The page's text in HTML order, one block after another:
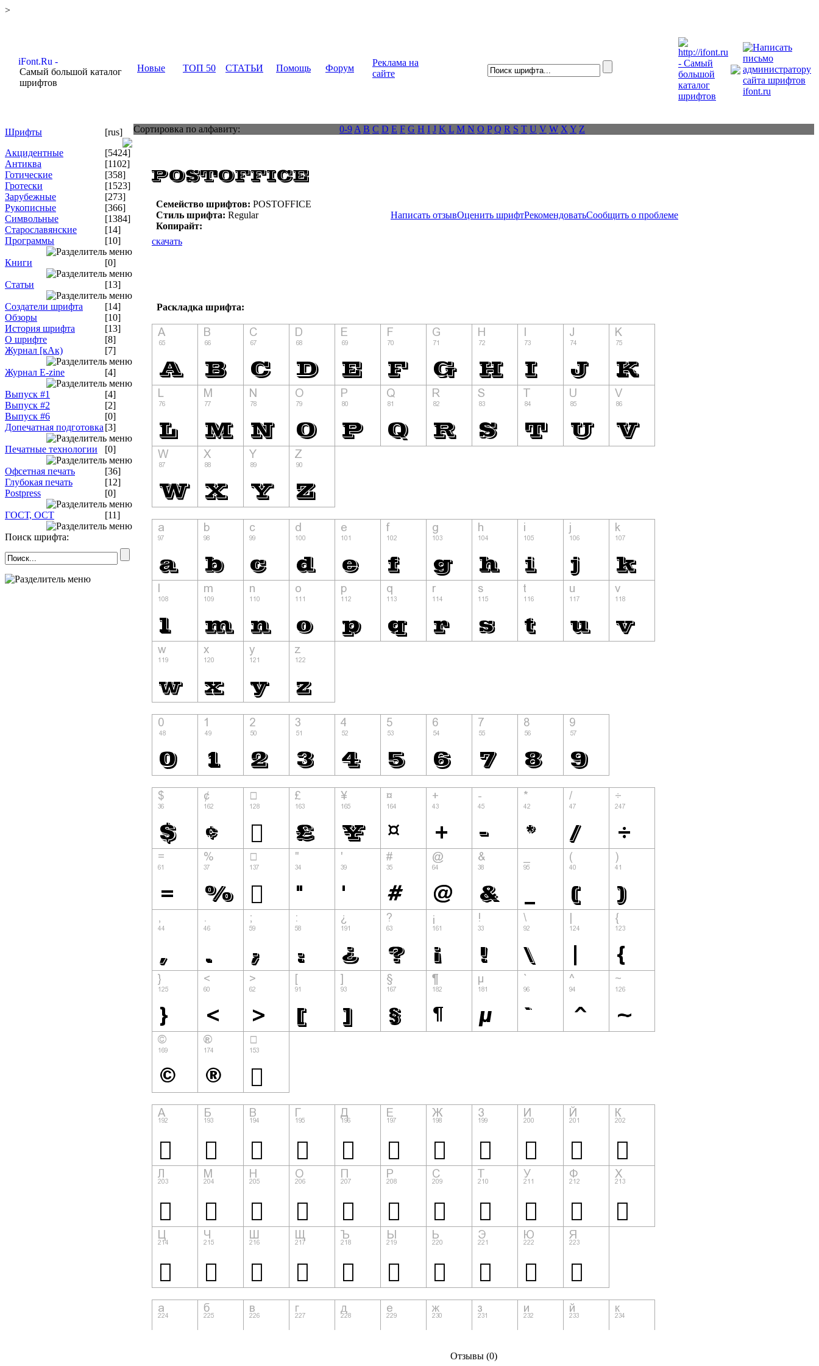
>
Самый большой каталог
шрифтов
Новые ТОП 50 СТАТЬИ Помощь Форум
Реклама на
сайте
Шрифты
[rus]
Акцидентные
[5424]
Антиква
[1102]
Готические
[358]
Гротески
[1523]
Зарубежные
[273]
Рукописные
[366]
Символьные
[1384]
Старославянские
[14]
Программы
[10]
Книги [0]
Статьи [13]
Создатели шрифта
[14]
Обзоры
[10]
История шрифта
[13]
О шрифте
[8]
Журнал [кАк)
[7]
Журнал E-zine [4]
Выпуск #1
[4]
Выпуск #2
[2]
Выпуск #6
[0]
Допечатная подготовка [3]
Печатные технологии [0]
Офсетная печать
[36]
Глубокая печать
[12]
Postpress
[0]
ГОСТ, ОСТ [11]
Поиск шрифта:
Сортировка по алфавиту: 0-9 A B C D E F G H I J K L M N O P Q R S T U V W X Y Z
Семейство шрифтов: POSTOFFICE
Стиль шрифта: Regular
Копирайт:
Написать отзывОценить шрифтРекомендоватьСообщить о проблеме
скачать
Раскладка шрифта:
Отзывы (0)